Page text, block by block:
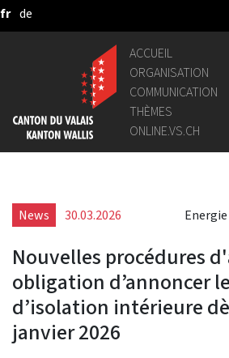
Saut au contenu principal
fr de
ACCUEIL
ORGANISATION
COMMUNICATION
THÈMES
ONLINE.VS.CH
News 30.03.2026
Nouvelles procédures
obligation d’annoncer
d’isolation intérieure
janvier 2026